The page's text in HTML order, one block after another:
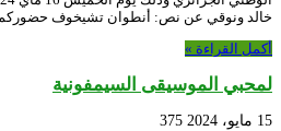
خالد ونوقي عن نص: أنطوان تشيخوف حضوركم
أكمل القراءة »
لمحبي الموسيقى السيمفونية
15 مايو، 2024 375